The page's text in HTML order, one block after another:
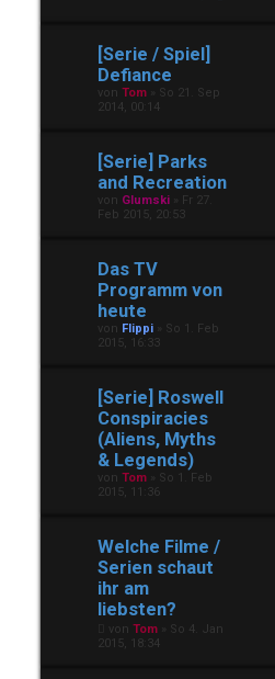
[Serie / Spiel]
Defiance
von Tom
So 21. Sep
2014, 00:14
[Serie] Parks
and Recreation
von Glumski
Fr 27.
Feb 2015, 20:53
Das TV
Programm von
heute
von Flippi
So 1. Feb
2015, 16:33
[Serie] Roswell
Conspiracies
(Aliens, Myths
& Legends)
von Tom
So 1. Feb
2015, 11:36
Welche Filme /
Serien schaut
ihr am
liebsten?
von Tom
So 4. Jan
2015, 18:34